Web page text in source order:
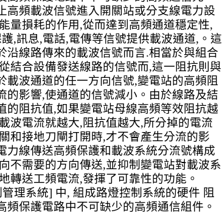
高頻載波信號進入開關站或分支線電力設
量損耗的作用,從而達到高頻通道穩定性,
,訊息,電話,電傳等信號提供載波通道, 。這
沿線路傳來的載波信號而言.相當於與組合
結合設備發送線路的信號而,這一阻抗則與
載波通道的任一方向信號,變電站的高頻阻
的影響,使通道的信號減小。由於線路及結
的阻抗值,如果變電站母線高頻等效阻抗越
波電流就越大,阻抗值越大,所分掉的電流
和接地刀閘打開時,才不會產生分流的影
力線傳送高頻保護和載波系統分流號構成
不需要的方向傳送,並抑制變電站對載波系
轉送工頻電流,發揮了可靠性的功能。
理系統] 中, 組成路燈控制系統的硬件 阻
頻保護電路中不可缺少的高頻通信組件。